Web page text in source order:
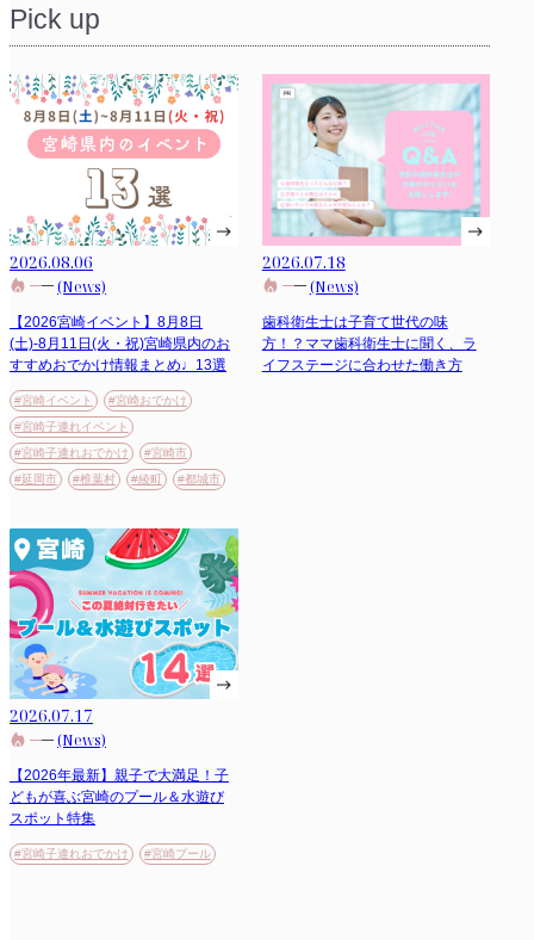
Pick up
2026.08.06
(News)
【2026宮崎イベント】8月8日
(土)-8月11日(火・祝)宮崎県内のお
すすめおでかけ情報まとめ♩13選
#宮崎イベント
#宮崎おでかけ
#宮崎子連れイベント
#宮崎子連れおでかけ
#宮崎市
#延岡市
#椎葉村 #綾町 #都城市
2026.07.18
(News)
歯科衛生士は子育て世代の味
方！？ママ歯科衛生士に聞く、ラ
イフステージに合わせた働き方
2026.07.17
(News)
【2026年最新】親子で大満足！子
どもが喜ぶ宮崎のプール＆水遊び
スポット特集
#宮崎子連れおでかけ #宮崎プール